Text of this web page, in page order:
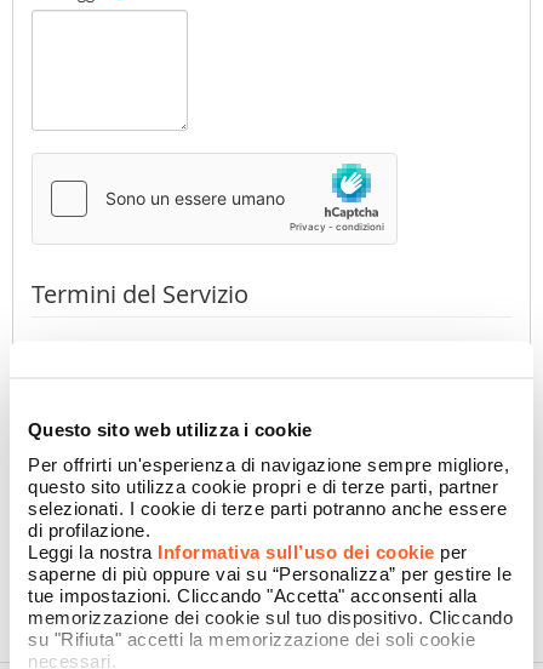
Questo sito web utilizza i cookie
Per offrirti un'esperienza di navigazione sempre migliore,
questo sito utilizza cookie propri e di terze parti, partner
selezionati. I cookie di terze parti potranno anche essere
di profilazione.
Leggi la nostra Informativa sull’uso dei cookie per
saperne di più oppure vai su “Personalizza” per gestire le
tue impostazioni. Cliccando "Accetta" acconsenti alla
memorizzazione dei cookie sul tuo dispositivo. Cliccando
su "Rifiuta" accetti la memorizzazione dei soli cookie
necessari.
Termini del Servizio
CONFERMA